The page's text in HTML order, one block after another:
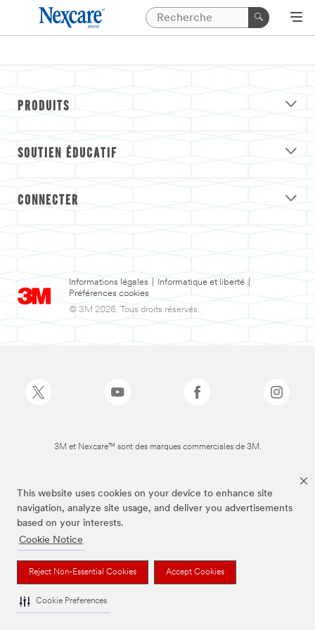
This website uses cookies on your device to enhance site
navigation, analyze site usage, and deliver you advertisements
based on your interests.
Cookie Notice
Reject Non-Essential Cookies Accept Cookies
Cookie Preferences
PRODUITS
SOUTIEN ÉDUCATIF
CONNECTER
Informations légales Informatique et liberté
Préférences cookies
© 3M 2026. Tous droits réservés.
3M et Nexcare™ sont des marques commerciales de 3M.